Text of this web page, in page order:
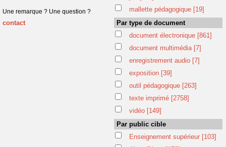
Une remarque ? Une question ?
contact
mallette pédagogique [19]
Par type de document
document électronique [861]
document multimédia [7]
enregistrement audio [7]
exposition [39]
outil pédagogique [263]
texte imprimé [2758]
vidéo [149]
Par public cible
Enseignement supérieur [103]